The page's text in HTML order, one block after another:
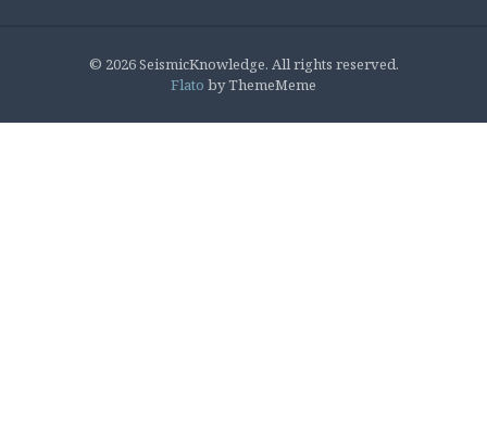
© 2026 SeismicKnowledge. All rights reserved.
Flato by ThemeMeme